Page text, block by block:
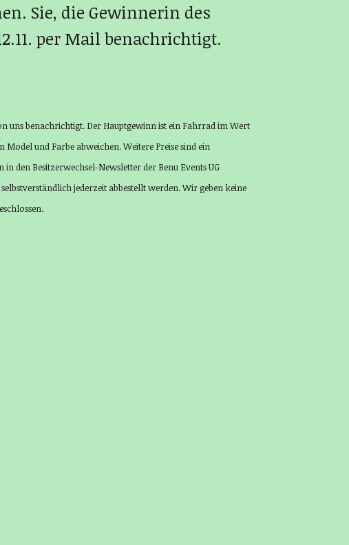
Sie, die Gewinnerin des
per Mail benachrichtigt.
uns benachrichtigt. Der Hauptgewinn ist ein Fahrrad im Wert
und Farbe abweichen. Weitere Preise sind ein
den Besitzerwechsel-Newsletter der Benu Events UG
jederzeit abbestellt werden. Wir geben keine